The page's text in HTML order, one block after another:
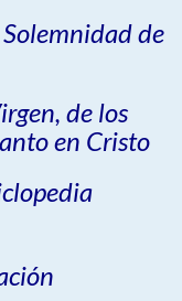
de
de los
en Cristo